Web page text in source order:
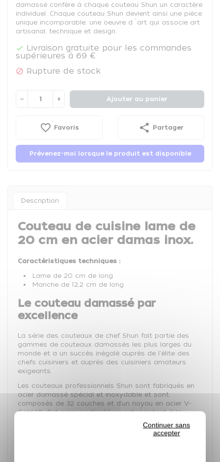
Continuer sans
accepter
damassé confère à chaque couteau Shun un caractère
individuel. Chaque couteau Shun devient ainsi une pièce
unique incomparable: une oeuvre d´art qui associe art
artisanal, technique et design.

Livraison gratuite pour les commandes
supérieures à 69 €
 Rupture de stock
− + Ajouter au panier
favorite_border Favoris share Partager
Prévenez-moi lorsque le produit est disponible
Description
Couteau de cuisine lame de
20 cm en acier damas inox.
Caractéristiques techniques :
Lame de 20 cm de long
Manche de 12,2 cm de long
Le couteau damassé par
excellence
La série des couteaux de chef Shun fait partie des
gammes de couteaux damassés les plus larges du
monde et a un succès inégalé auprès de l'élite des
chefs cuisiniers et auprès des cuisiniers amateurs
exigeants.
Les couteaux professionnels Shun sont fabriqués en
acier damassé spécial et inoxydable et sont
composés de 32 couches et d‘un noyau en acier V-
Gold-10. Cet acier, particulièrement résistant à la
corrosion et très dur (61±1 HRC, 1,0% de carbone, 1,5%
de cobalt), rend la lame incomparablement